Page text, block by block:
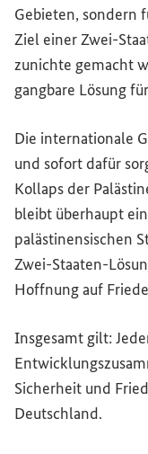
Gebieten, sondern
Ziel einer Zwei-
zunichte gemacht
gangbare Lösung
Die internationale
und sofort dafür
Kollaps der
bleibt überhaupt
palästinensischen
Zwei-Staaten-
Hoffnung auf
Insgesamt gilt:
Sicherheit und
Deutschland.